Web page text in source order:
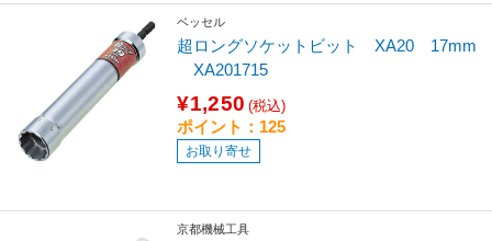
ベッセル
超ロングソケットビット XA20 17mm
XA201715
¥1,250 (税込)
ポイント：125
お取り寄せ
京都機械工具